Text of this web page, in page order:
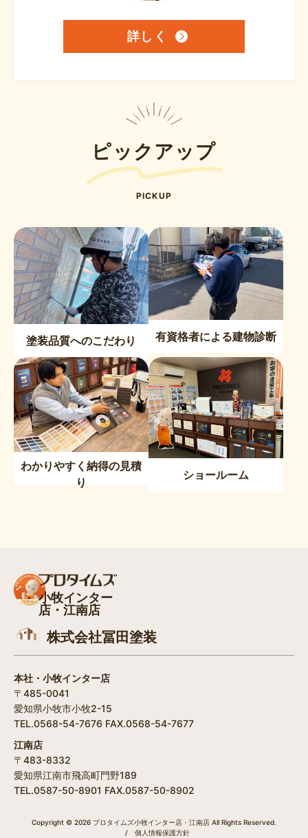
詳しく
ピックアップ
PICKUP
塗装品質へのこだわり 有資格者による建物診断
わかりやすく納得の見積
り
ショールーム
小牧インター
店・江南店
株式会社冨田塗装
本社・小牧インター店
〒485-0041
愛知県小牧市小牧2-15
TEL.0568-54-7676 FAX.0568-54-7677
江南店
〒483-8332
愛知県江南市飛高町門野189
TEL.0587-50-8901 FAX.0587-50-8902
Copyright © 2026 プロタイムズ小牧インター店・江南店 All Rights Reserved.
/
個人情報保護方針